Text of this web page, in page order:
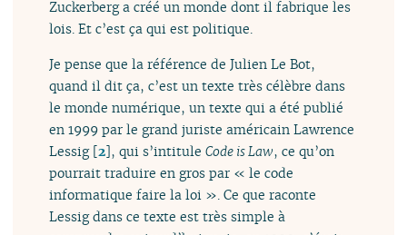
Zuckerberg a créé un monde dont il fabrique les
lois. Et c’est ça qui est politique.
Je pense que la référence de Julien Le Bot,
quand il dit ça, c’est un texte très célèbre dans
le monde numérique, un texte qui a été publié
en 1999 par le grand juriste américain Lawrence
Lessig[2], qui s’intituleCode is Law, ce qu’on
pourrait traduire en gros par « le code
informatique faire la loi ». Ce que raconte
Lessig dans ce texte est très simple à